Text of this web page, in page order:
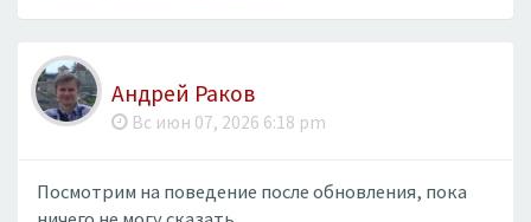
Андрей Раков
Вс июн 07, 2026 6:18 pm
Посмотрим на поведение после обновления, пока